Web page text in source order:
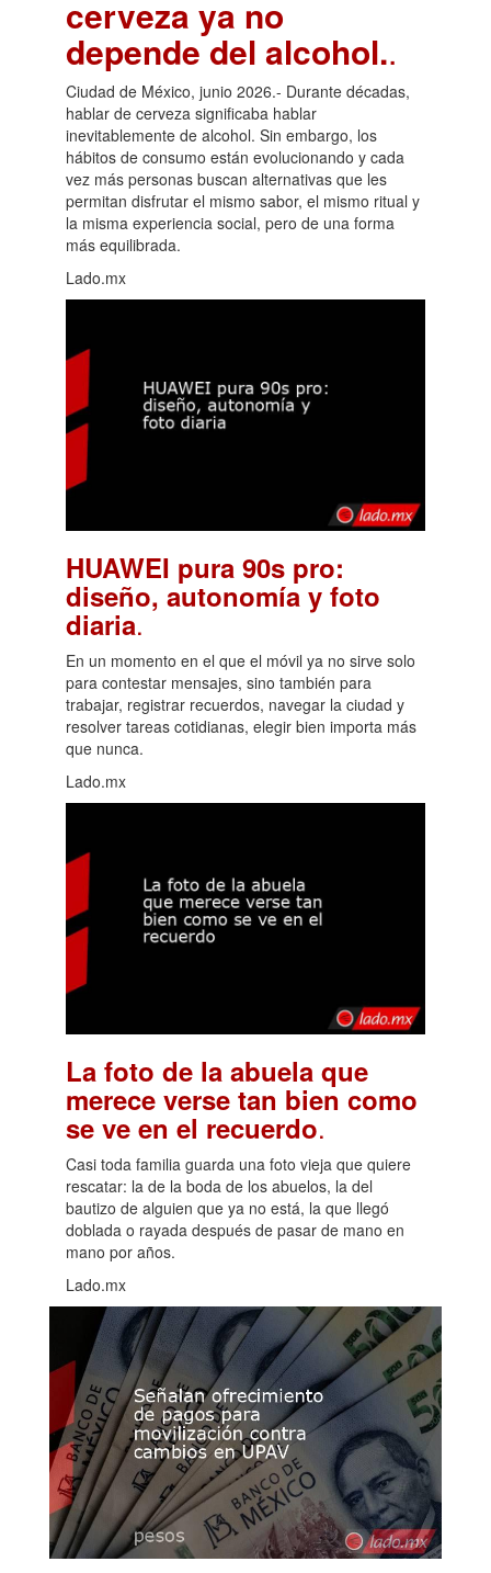
cerveza ya no
depende del alcohol..
Ciudad de México, junio 2026.- Durante décadas,
hablar de cerveza significaba hablar
inevitablemente de alcohol. Sin embargo, los
hábitos de consumo están evolucionando y cada
vez más personas buscan alternativas que les
permitan disfrutar el mismo sabor, el mismo ritual y
la misma experiencia social, pero de una forma
más equilibrada.
Lado.mx
HUAWEI pura 90s pro:
diseño, autonomía y foto
diaria.
En un momento en el que el móvil ya no sirve solo
para contestar mensajes, sino también para
trabajar, registrar recuerdos, navegar la ciudad y
resolver tareas cotidianas, elegir bien importa más
que nunca.
Lado.mx
La foto de la abuela que
merece verse tan bien como
se ve en el recuerdo.
Casi toda familia guarda una foto vieja que quiere
rescatar: la de la boda de los abuelos, la del
bautizo de alguien que ya no está, la que llegó
doblada o rayada después de pasar de mano en
mano por años.
Lado.mx